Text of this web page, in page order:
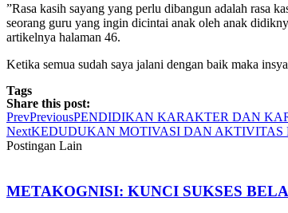
”Rasa kasih sayang yang perlu dibangun adalah rasa
seorang guru yang ingin dicintai anak oleh anak
artikelnya halaman 46.
Ketika semua sudah saya jalani dengan baik maka
Tags
Share this post:
PrevPreviousPENDIDIKAN KARAKTER DAN
NextKEDUDUKAN MOTIVASI DAN AKTIVITAS
Postingan Lain
METAKOGNISI: KUNCI SUKSES